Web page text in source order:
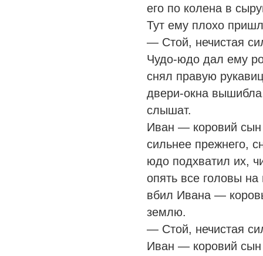
его по колена в
Тут ему плохо
— Стой, нечистая
Чудо-юдо дал ему
снял правую
двери-окна
слышат.
Иван — коровий сын
сильнее прежнего,
юдо подхватил их,
опять все головы
вбил Ивана —
землю.
— Стой, нечистая
Иван — коровий сын